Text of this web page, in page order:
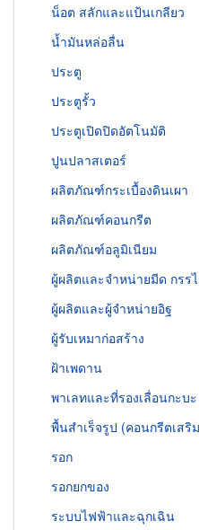
น็อต สลักและแป้นเกลียว
น้ำมันหล่อลื่น
ประตู
ประตูรั้ว
ประตูเปิดปิดอัตโนมัติ
ปูนปลาสเตอร์
ผลิตภัณฑ์กระเบื้องดินเผา
ผลิตภัณฑ์คอนกรีต
ผลิตภัณฑ์อลูมิเนียม
ผู้ผลิตและจำหน่ายมีด กรร
ผู้ผลิตและผู้จำหน่ายอิฐ
ผู้รับเหมาก่อสร้าง
ฝ้าเพดาน
พาเลทและที่รองเลื่อนกะบะ
พื้นสำเร็จรูป (คอนกรีตเสริ
รอก
รอกยกของ
ระบบไฟฟ้าและฉุกเฉิน